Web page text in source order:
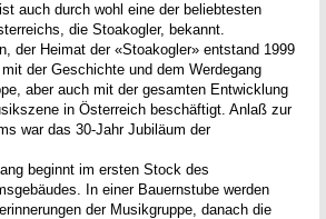
auch durch wohl eine der beliebtesten
die Stoakogler, bekannt.
der Heimat der «Stoakogler» entstand 1999
der Geschichte und dem Werdegang
aber auch mit der gesamten Entwicklung
in Österreich beschäftigt. Anlaß zur
war das 30-Jahr Jubiläum der
beginnt im ersten Stock des
In einer Bauernstube werden
der Musikgruppe, danach die